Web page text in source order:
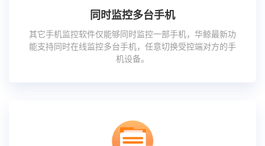
同时监控多台手机
其它手机监控软件仅能够同时监控一部手机，华鲸最新功
能支持同时在线监控多台手机，任意切换受控端对方的手
机设备。